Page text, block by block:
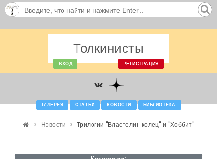
Толкинисты
ВХОД РЕГИСТРАЦИЯ
ГАЛЕРЕЯ СТАТЬИ НОВОСТИ БИБЛИОТЕКА
Новости Трилогии "Властелин колец" и "Хоббит"